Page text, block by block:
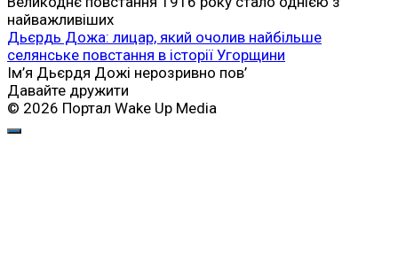
найважливіших
Дьєрдь Дожа: лицар, який очолив найбільше
селянське повстання в історії Угорщини
Ім’я Дьєрдя Дожі нерозривно пов’
Давайте дружити
© 2026 Портал Wake Up Media